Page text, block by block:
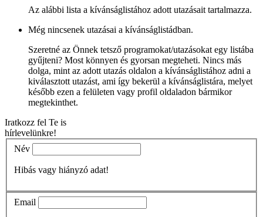
Az alábbi lista a kívánságlistához adott utazásait tartalmazza.
Még nincsenek utazásai a kívánságlistádban.
Szeretné az Önnek tetsző programokat/utazásokat egy listába
gyűjteni? Most könnyen és gyorsan megteheti. Nincs más
dolga, mint az adott utazás oldalon a kívánságlistához adni a
kiválasztott utazást, ami így bekerül a kívánságlistára, melyet
később ezen a felületen vagy profil oldaladon bármikor
megtekinthet.
Iratkozz fel Te is
hírlevelünkre!
Név
Hibás vagy hiányzó adat!
Email